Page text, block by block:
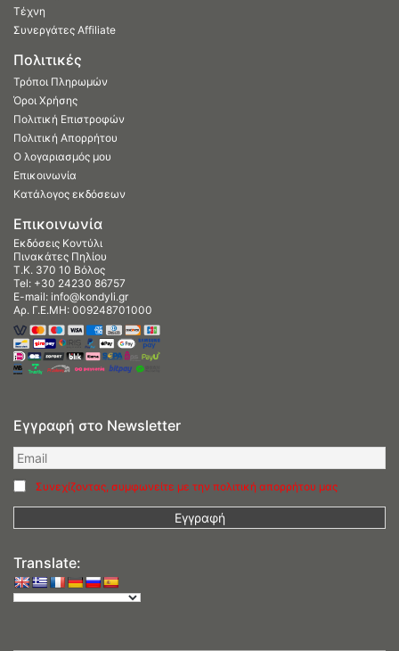
Τέχνη
Συνεργάτες Affiliate
Πολιτικές
Τρόποι Πληρωμών
Όροι Χρήσης
Πολιτική Επιστροφών
Πολιτική Απορρήτου
Ο λογαριασμός μου
Επικοινωνία
Κατάλογος εκδόσεων
Επικοινωνία
Εκδόσεις Κοντύλι
Πινακάτες Πηλίου
Τ.Κ. 370 10 Βόλος
Tel: +30 24230 86757
E-mail: info@kondyli.gr
Αρ. Γ.Ε.ΜΗ: 009248701000
Εγγραφή στο Newsletter
Συνεχίζοντας, συμφωνείτε με την πολιτική απορρήτου μας
Translate: